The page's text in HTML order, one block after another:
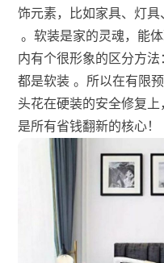
饰元素，比如家具、灯
。软装是家的灵魂，能
内有个很形象的区分方
都是软装 。所以在有限
头花在硬装的安全修复
是所有省钱翻新的核心！